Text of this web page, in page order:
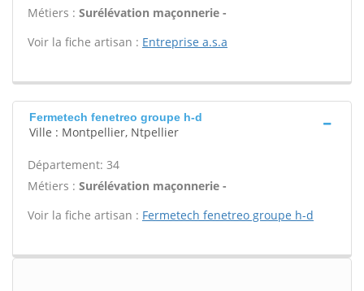
Métiers : Surélévation maçonnerie -
Voir la fiche artisan : Entreprise a.s.a
Fermetech fenetreo groupe h-d
Ville : Montpellier, Ntpellier
Département: 34
Métiers : Surélévation maçonnerie -
Voir la fiche artisan : Fermetech fenetreo groupe h-d